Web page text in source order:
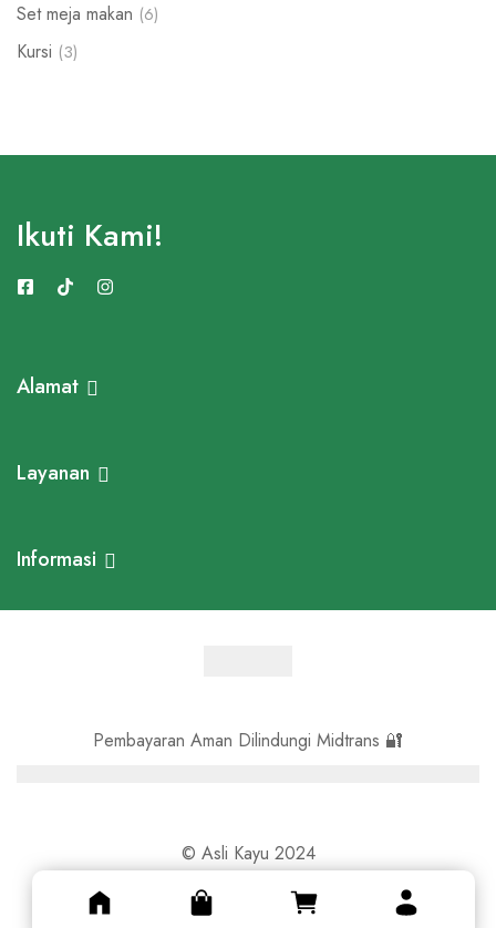
Set meja makan (6)
Kursi (3)
Alamat
Layanan
Informasi
Ikuti Kami!
© Asli Kayu 2024
Pembayaran Aman Dilindungi Midtrans 🔐